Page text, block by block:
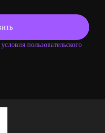
условия пользовательского